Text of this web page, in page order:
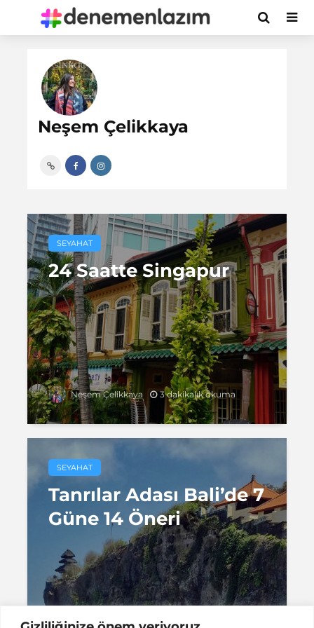
Neşem Çelikkaya
SEYAHAT
24 Saatte Singapur
Neşem Çelikkaya 3 dakikalık okuma
SEYAHAT
Tanrılar Adası Bali’de 7
Güne 14 Öneri
Neşem Çelikkaya